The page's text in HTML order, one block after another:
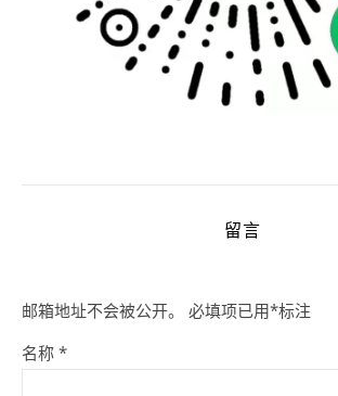
留言
邮箱地址不会被公开。 必填项已用*标注
名称 *